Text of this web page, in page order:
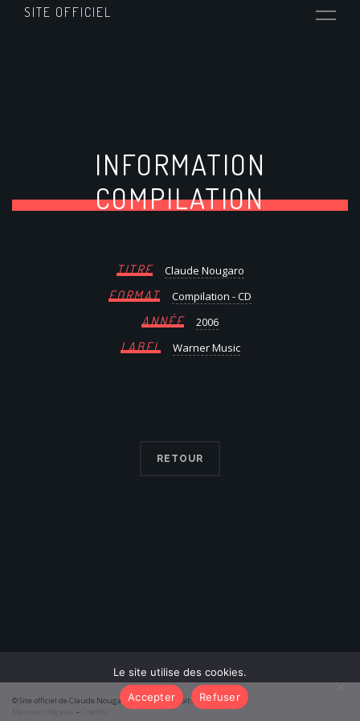
SITE OFFICIEL
INFORMATION
COMPILATION
TITRE Claude Nougaro
FORMAT Compilation - CD
ANNÉE 2006
LABEL Warner Music
RETOUR
© Site officiel de Claude Nougaro 2026 – Tous droits réservés
–
Le site utilise des cookies.
Accepter
Refuser